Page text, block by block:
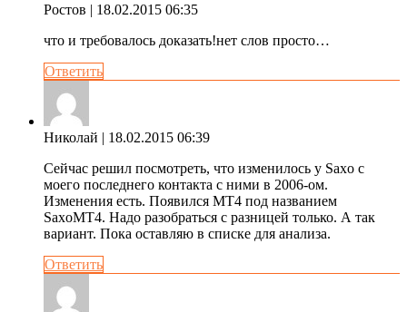
Ростов | 18.02.2015 06:35
что и требовалось доказать!нет слов просто…
Ответить
Николай | 18.02.2015 06:39
Сейчас решил посмотреть, что изменилось у Saxo с
моего последнего контакта с ними в 2006-ом.
Изменения есть. Появился MT4 под названием
SaxoMT4. Надо разобраться с разницей только. А так
вариант. Пока оставляю в списке для анализа.
Ответить